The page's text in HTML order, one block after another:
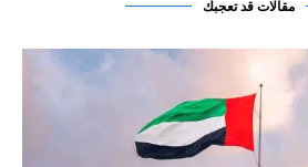
مقالات قد تعجبك